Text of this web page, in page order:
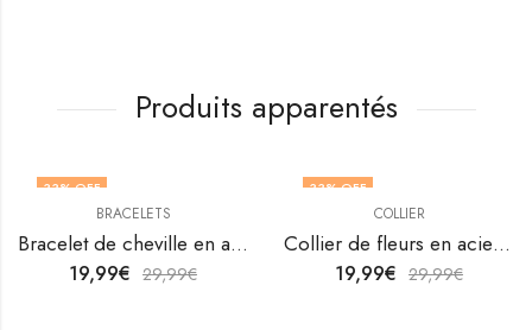
Produits apparentés
33% OFF
BRACELETS
Bracelet de cheville en acier inoxydable plaqué or 18K de V&F Jewellers
19,99€ 29,99€
33% OFF
COLLIER
Collier de fleurs en acier inoxydable plaqué or 18K par V&F Jewellers
19,99€ 29,99€